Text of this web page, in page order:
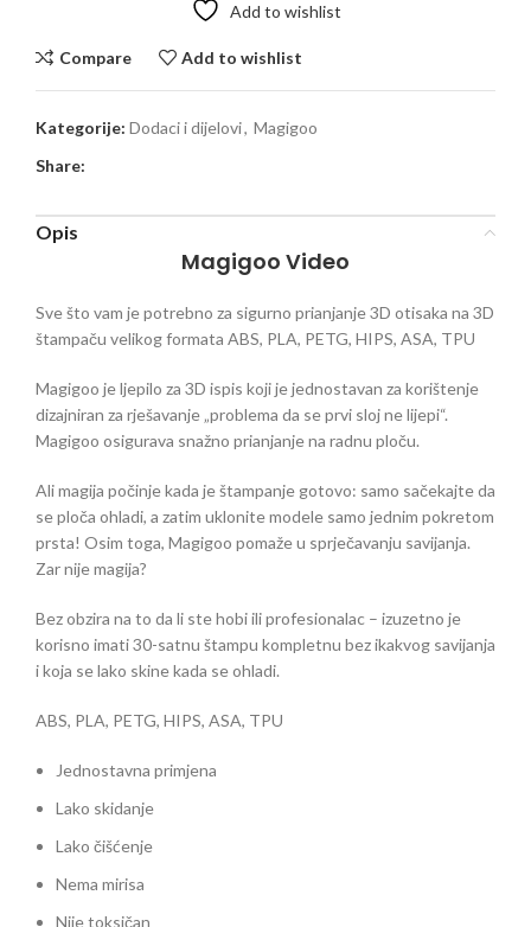
Add to wishlist
Compare Add to wishlist
Kategorije: Dodaci i dijelovi, Magigoo
Share:
Opis
Magigoo Video
Sve što vam je potrebno za sigurno prianjanje 3D otisaka na 3D
štampaču velikog formata ABS, PLA, PETG, HIPS, ASA, TPU
Magigoo je ljepilo za 3D ispis koji je jednostavan za korištenje
dizajniran za rješavanje „problema da se prvi sloj ne lijepi“.
Magigoo osigurava snažno prianjanje na radnu ploču.
Ali magija počinje kada je štampanje gotovo: samo sačekajte da
se ploča ohladi, a zatim uklonite modele samo jednim pokretom
prsta! Osim toga, Magigoo pomaže u sprječavanju savijanja.
Zar nije magija?
Bez obzira na to da li ste hobi ili profesionalac – izuzetno je
korisno imati 30-satnu štampu kompletnu bez ikakvog savijanja
i koja se lako skine kada se ohladi.
ABS, PLA, PETG, HIPS, ASA, TPU
Jednostavna primjena
Lako skidanje
Lako čišćenje
Nema mirisa
Nije toksičan